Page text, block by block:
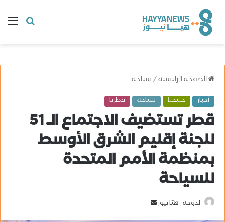
البحث
الصفحة الرئيسية/سياحة
أخبار خليجنا سياحة قطرنا
قطر تستضيف الاجتماع الـ 51
للجنة إقليم الشرق الأوسط
بمنظمة الأمم المتحدة
للسياحة
الدوحة - هيّا نيوز